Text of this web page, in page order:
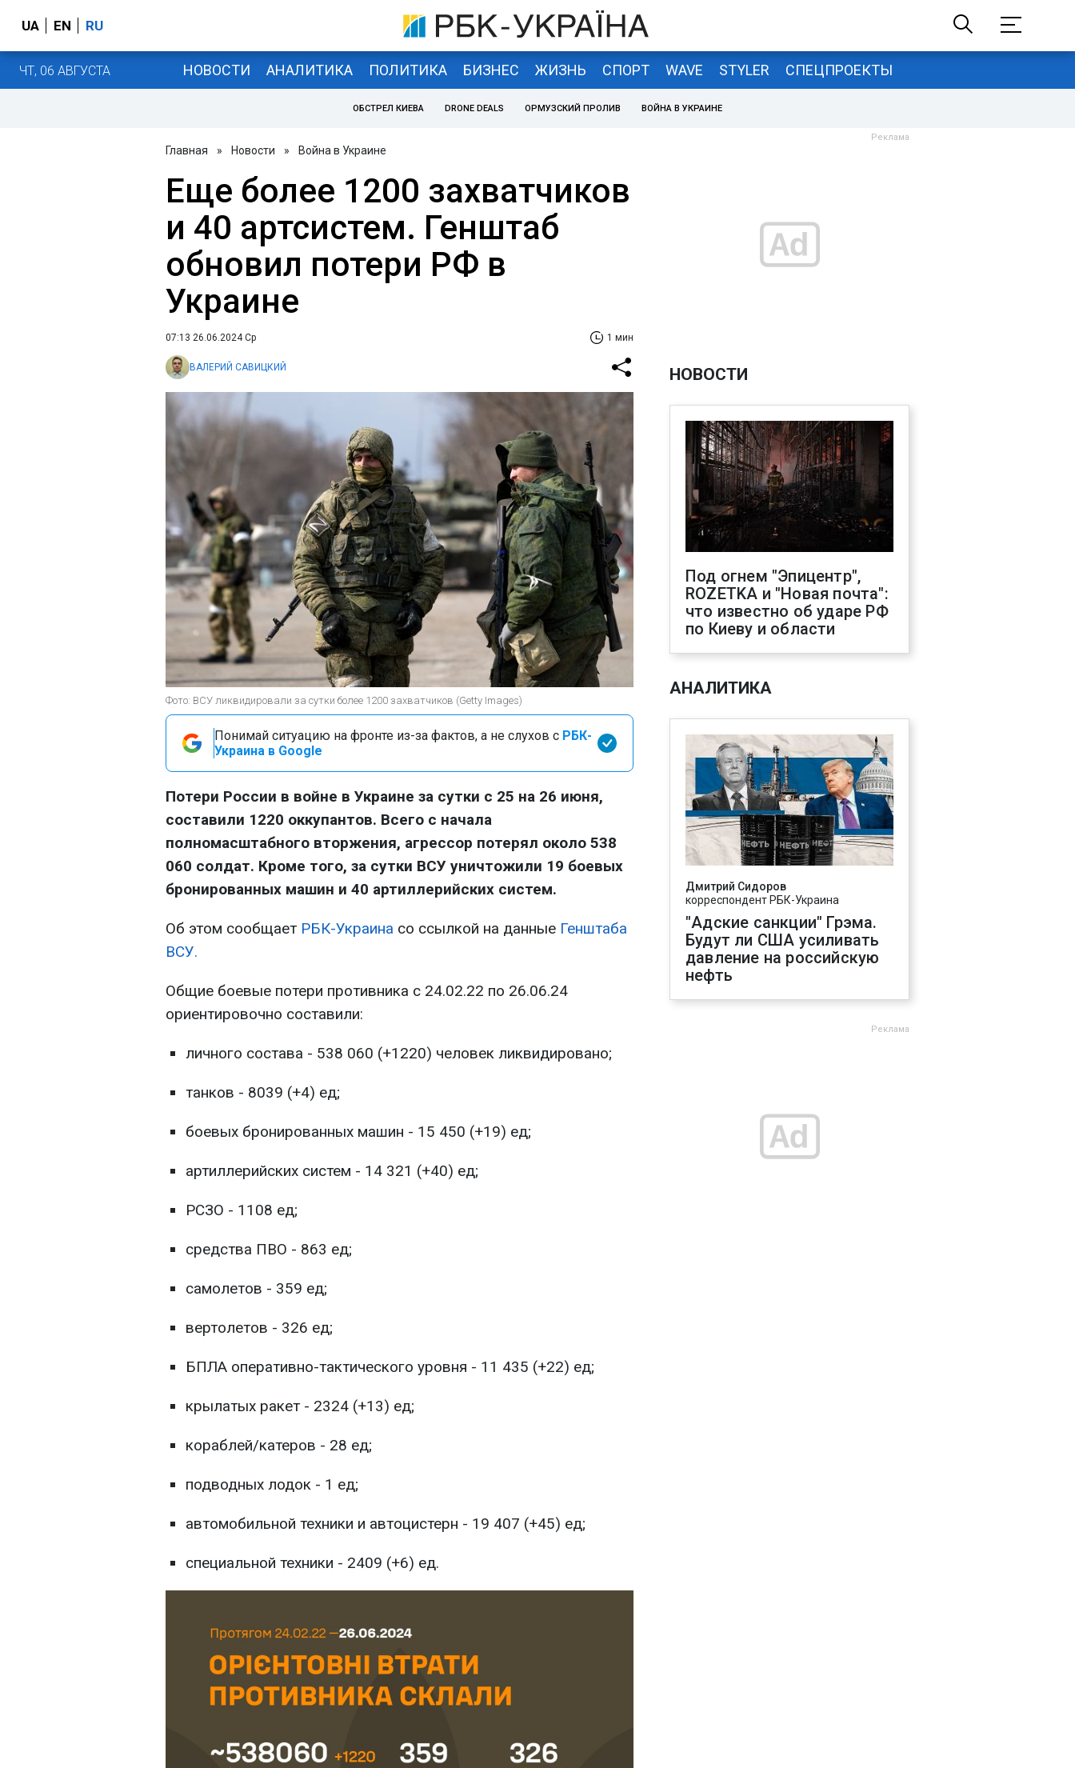
UA EN RU
ЧТ, 06 АВГУСТА НОВОСТИ АНАЛИТИКА ПОЛИТИКА БИЗНЕС ЖИЗНЬ СПОРТ WAVE STYLER СПЕЦПРОЕКТЫ
ОБСТРЕЛ КИЕВА DRONE DEALS ОРМУЗСКИЙ ПРОЛИВ ВОЙНА В УКРАИНЕ
Главная » Новости » Война в Украине
Еще более 1200 захватчиков
и 40 артсистем. Генштаб
обновил потери РФ в
Украине
07:13 26.06.2024 Ср 1 мин
ВАЛЕРИЙ САВИЦКИЙ
Фото: ВСУ ликвидировали за сутки более 1200 захватчиков (Getty Images)
Понимай ситуацию на фронте из-за фактов, а не слухов с РБК-
Украина в Google
Потери России в войне в Украине за сутки с 25 на 26 июня,
составили 1220 оккупантов. Всего с начала
полномасштабного вторжения, агрессор потерял около 538
060 солдат. Кроме того, за сутки ВСУ уничтожили 19 боевых
бронированных машин и 40 артиллерийских систем.
Об этом сообщает РБК-Украина со ссылкой на данные Генштаба
ВСУ.
Общие боевые потери противника с 24.02.22 по 26.06.24
ориентировочно составили:
личного состава - 538 060 (+1220) человек ликвидировано;
танков - 8039 (+4) ед;
боевых бронированных машин - 15 450 (+19) ед;
артиллерийских систем - 14 321 (+40) ед;
РСЗО - 1108 ед;
средства ПВО - 863 ед;
самолетов - 359 ед;
вертолетов - 326 ед;
БПЛА оперативно-тактического уровня - 11 435 (+22) ед;
крылатых ракет - 2324 (+13) ед;
кораблей/катеров - 28 ед;
подводных лодок - 1 ед;
автомобильной техники и автоцистерн - 19 407 (+45) ед;
специальной техники - 2409 (+6) ед.
НОВОСТИ
Под огнем "Эпицентр",
ROZETKA и "Новая почта":
что известно об ударе РФ
по Киеву и области
АНАЛИТИКА
Дмитрий Сидоров
корреспондент РБК-Украина
"Адские санкции" Грэма.
Будут ли США усиливать
давление на российскую
нефть